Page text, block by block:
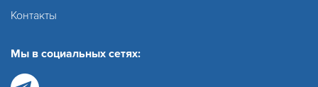
Контакты
Мы в социальных сетях: